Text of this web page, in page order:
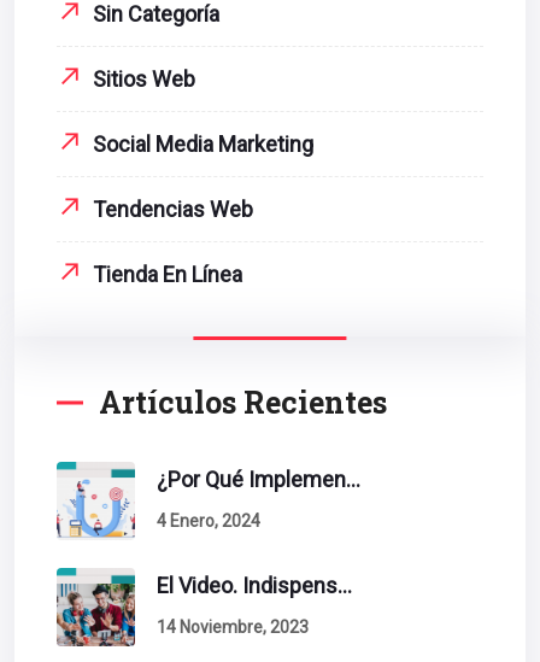
Sin Categoría
Sitios Web
Social Media Marketing
Tendencias Web
Tienda En Línea
Artículos Recientes
¿Por Qué Implementar La Metodología Inbound Marketing En Tu Empresa?
4 Enero, 2024
El Video. Indispensable En Tu Estrategia De Contenidos.
14 Noviembre, 2023